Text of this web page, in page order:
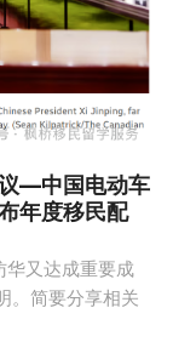
议—中国电动车
年度移民配
华又达成重要成
。简要分享相关